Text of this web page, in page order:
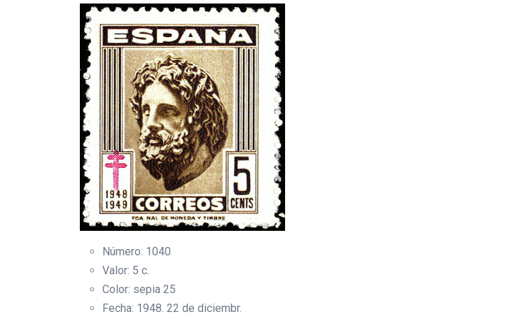
Número: 1040
Valor: 5 c.
Color: sepia 25
Fecha: 1948. 22 de diciembr.